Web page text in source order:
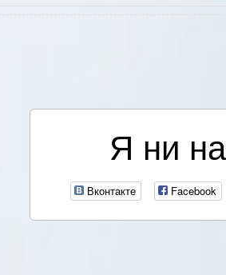
Я ни
Вконтакте Facebook